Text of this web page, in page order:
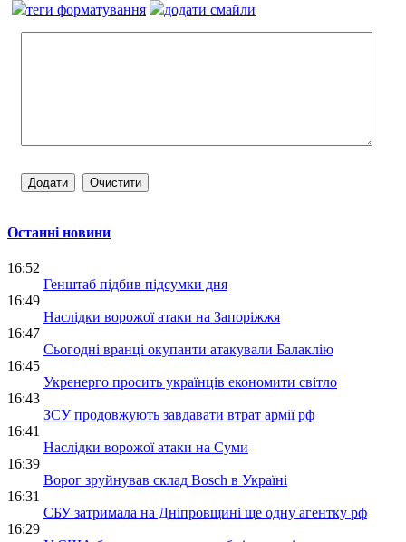
теги форматування додати смайли
Останні новини
16:52
Генштаб підбив підсумки дня
16:49
Наслідки ворожої атаки на Запоріжжя
16:47
Сьогодні вранці окупанти атакували Балаклію
16:45
Укренерго просить українців економити світло
16:43
ЗСУ продовжують завдавати втрат армії рф
16:41
Наслідки ворожої атаки на Суми
16:39
Ворог зруйнував склад Bosch в Україні
16:31
СБУ затримала на Дніпровщині ще одну агентку рф
16:29